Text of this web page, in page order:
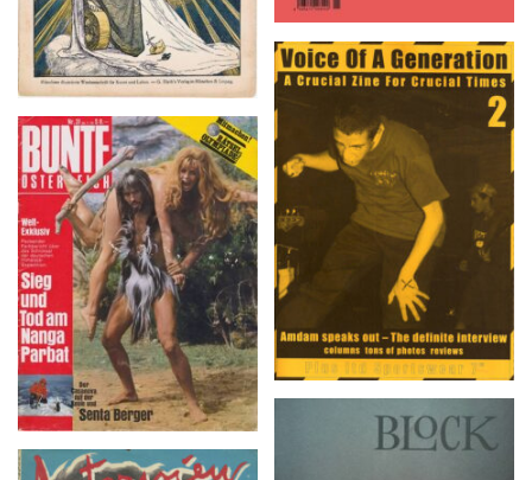
Voice Of A Generation 2
BUNTE ÖSTERREICH
– Nr. 31, 28. Juli 1970